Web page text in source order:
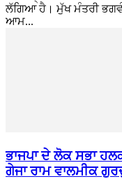
ਲੱਗਿਆ ਹੈ। ਮੁੱਖ ਮੰਤਰੀ
ਆਮ...
ਭਾਜਪਾ ਦੇ ਲੋਕ ਸਭਾ
ਗੇਜਾ ਰਾਮ ਵਾਲਮੀਕ